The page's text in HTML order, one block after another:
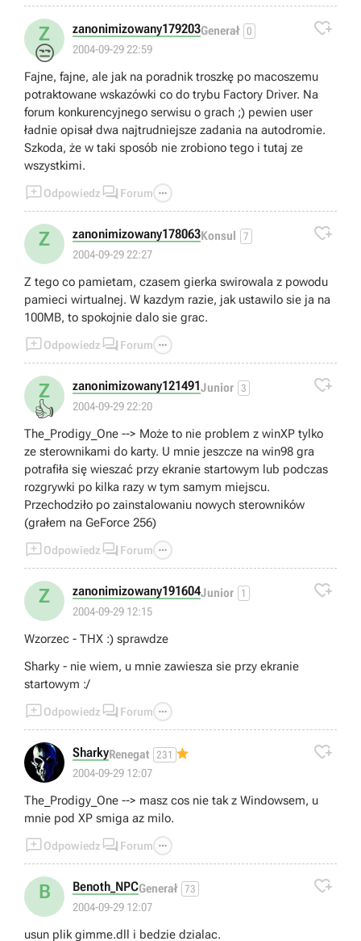
Z
😒
zanonimizowany179203Generał 0
2004-09-29 22:59

Fajne, fajne, ale jak na poradnik troszkę po macoszemu
potraktowane wskazówki co do trybu Factory Driver. Na
forum konkurencyjnego serwisu o grach ;) pewien user
ładnie opisał dwa najtrudniejsze zadania na autodromie.
Szkoda, że w taki sposób nie zrobiono tego i tutaj ze
wszystkimi.
Odpowiedz  Forum 
Z zanonimizowany178063Konsul 7
2004-09-29 22:27

Z tego co pamietam, czasem gierka swirowala z powodu
pamieci wirtualnej. W kazdym razie, jak ustawilo sie ja na
100MB, to spokojnie dalo sie grac.
Odpowiedz  Forum 
Z
👍
zanonimizowany121491Junior 3
2004-09-29 22:20

The_Prodigy_One --> Może to nie problem z winXP tylko
ze sterownikami do karty. U mnie jeszcze na win98 gra
potrafiła się wieszać przy ekranie startowym lub podczas
rozgrywki po kilka razy w tym samym miejscu.
Przechodziło po zainstalowaniu nowych sterowników
(grałem na GeForce 256)
Odpowiedz  Forum 
Z zanonimizowany191604Junior 1
2004-09-29 12:15

Wzorzec - THX :) sprawdze
Sharky - nie wiem, u mnie zawiesza sie przy ekranie
startowym :/
Odpowiedz  Forum 
SharkyRenegat 231
2004-09-29 12:07

The_Prodigy_One --> masz cos nie tak z Windowsem, u
mnie pod XP smiga az milo.
Odpowiedz  Forum 
B Benoth_NPCGenerał 73
2004-09-29 12:07

usun plik gimme.dll i bedzie dzialac.